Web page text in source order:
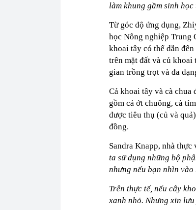
làm khung gầm sinh
Từ góc độ ứng dụng,
học Nông nghiệp Trung
khoai tây có thể dẫn
trên mặt đất và củ
gian trồng trọt và đa
Cả khoai tây và cà chua
gồm cả ớt chuông, cà
được tiêu thụ (củ và
đồng.
Sandra Knapp, nhà
ta sử dụng những bộ
nhưng nếu bạn nhìn
Trên thực tế, nếu cây
xanh nhỏ. Nhưng xin